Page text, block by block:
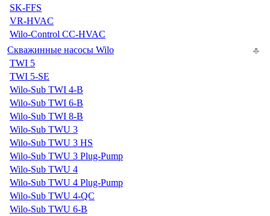
SK-FFS
VR-HVAC
Wilo-Control CC-HVAC
Скважинные насосы Wilo
TWI 5
TWI 5-SE
Wilo-Sub TWI 4-B
Wilo-Sub TWI 6-B
Wilo-Sub TWI 8-B
Wilo-Sub TWU 3
Wilo-Sub TWU 3 HS
Wilo-Sub TWU 3 Plug-Pump
Wilo-Sub TWU 4
Wilo-Sub TWU 4 Plug-Pump
Wilo-Sub TWU 4-QC
Wilo-Sub TWU 6-B